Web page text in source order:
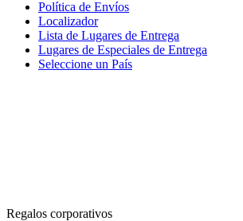
Política de Envíos
Localizador
Lista de Lugares de Entrega
Lugares de Especiales de Entrega
Seleccione un País
Regalos corporativos